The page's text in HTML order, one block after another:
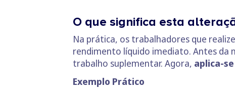
O que significa esta
Na prática, os trabalhadores que
rendimento líquido imediato. Antes da
trabalho suplementar. Agora, aplica-
Exemplo Prático